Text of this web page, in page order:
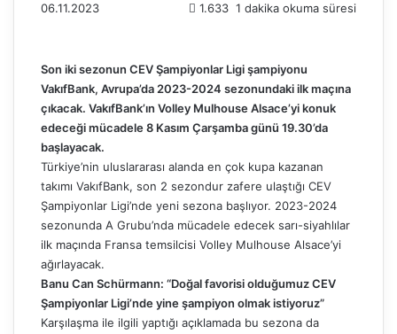
06.11.2023 1.633 1 dakika okuma süresi
Son iki sezonun CEV Şampiyonlar Ligi şampiyonu
VakıfBank, Avrupa’da 2023-2024 sezonundaki ilk maçına
çıkacak. VakıfBank’ın Volley Mulhouse Alsace’yi konuk
edeceği mücadele 8 Kasım Çarşamba günü 19.30’da
başlayacak.
Türkiye’nin uluslararası alanda en çok kupa kazanan
takımı VakıfBank, son 2 sezondur zafere ulaştığı CEV
Şampiyonlar Ligi’nde yeni sezona başlıyor. 2023-2024
sezonunda A Grubu’nda mücadele edecek sarı-siyahlılar
ilk maçında Fransa temsilcisi Volley Mulhouse Alsace’yi
ağırlayacak.
Banu Can Schürmann: “Doğal favorisi olduğumuz CEV
Şampiyonlar Ligi’nde yine şampiyon olmak istiyoruz”
Karşılaşma ile ilgili yaptığı açıklamada bu sezona da